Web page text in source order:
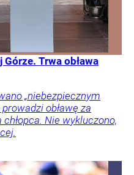
Trwa obława
„niebezpiecznym
obławę za
Nie wykluczono,